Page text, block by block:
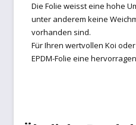
Die Folie weisst eine hohe
unter anderem keine
vorhanden sind.
Für Ihren wertvollen Koi
EPDM-Folie eine